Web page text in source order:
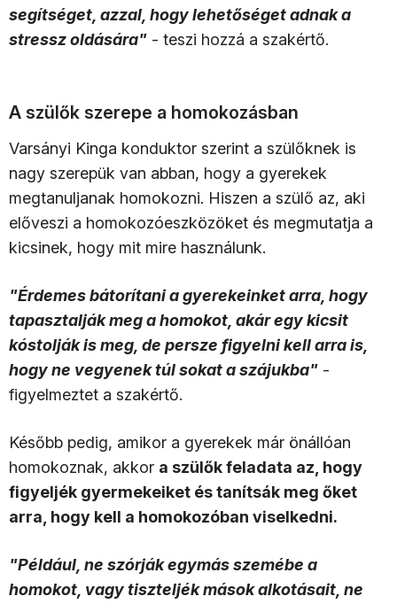
segítséget, azzal, hogy lehetőséget adnak a
stressz oldására" - teszi hozzá a szakértő.
A szülők szerepe a homokozásban
Varsányi Kinga konduktor szerint a szülőknek is
nagy szerepük van abban, hogy a gyerekek
megtanuljanak homokozni. Hiszen a szülő az, aki
előveszi a homokozóeszközöket és megmutatja a
kicsinek, hogy mit mire használunk.
"Érdemes bátorítani a gyerekeinket arra, hogy
tapasztalják meg a homokot, akár egy kicsit
kóstolják is meg, de persze figyelni kell arra is,
hogy ne vegyenek túl sokat a szájukba" -
figyelmeztet a szakértő.
Később pedig, amikor a gyerekek már önállóan
homokoznak, akkor a szülők feladata az, hogy
figyeljék gyermekeiket és tanítsák meg őket
arra, hogy kell a homokozóban viselkedni.
"Például, ne szórják egymás szemébe a
homokot, vagy tiszteljék mások alkotásait, ne